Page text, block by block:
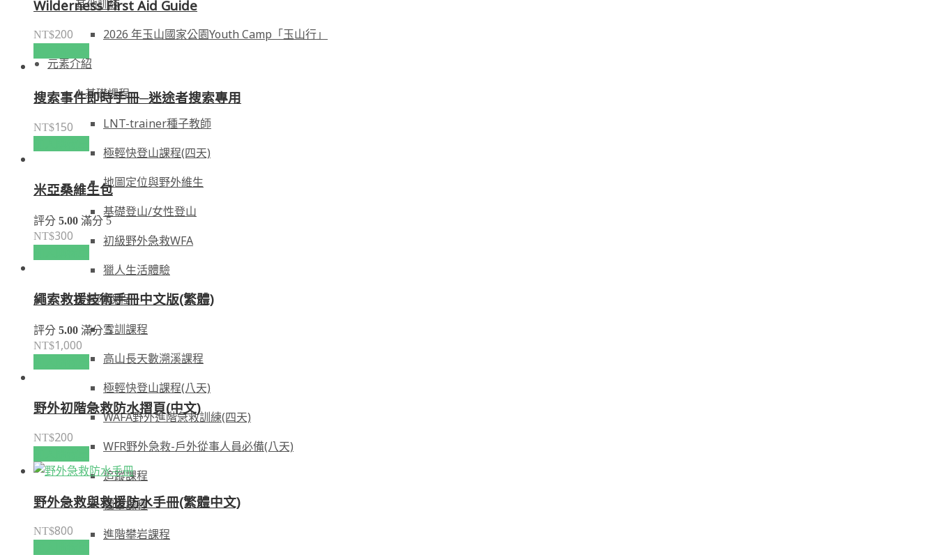
其他訓練
2026 年玉山國家公園Youth Camp「玉山行」
元素介紹
A 基礎課程
LNT-trainer種子教師
極輕快登山課程(四天)
地圖定位與野外維生
基礎登山/女性登山
初級野外急救WFA
獵人生活體驗
B 進階課程
雪訓課程
高山長天數溯溪課程
極輕快登山課程(八天)
WAFA野外進階急救訓練(四天)
WFR野外急救-戶外從事人員必備(八天)
追蹤課程
獨攀課程
進階攀岩課程
Wilderness First Aid Guide
NT$200
搜索事件即時手冊─迷途者搜索專用
NT$150
米亞桑維生包
評分 5.00 滿分 5
NT$300
繩索救援技術手冊中文版(繁體)
評分 5.00 滿分 5
NT$1,000
野外初階急救防水摺頁(中文)
NT$200
野外急救與救援防水手冊(繁體中文)
NT$800